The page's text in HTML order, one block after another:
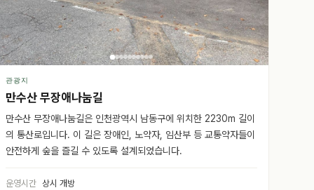
관광지
만수산 무장애나눔길
만수산 무장애나눔길은 인천광역시 남동구에 위치한 2230m 길이
의 통산로입니다. 이 길은 장애인, 노약자, 임산부 등 교통약자들이
안전하게 숲을 즐길 수 있도록 설계되었습니다.
운영시간 상시 개방